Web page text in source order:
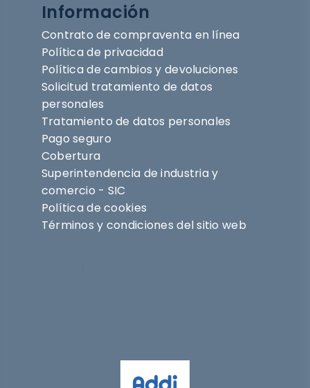
Información
Contrato de compraventa en línea
Política de privacidad
Política de cambios y devoluciones
Solicitud tratamiento de datos
personales
Tratamiento de datos personales
Pago seguro
Cobertura
Superintendencia de industria y
comercio - SIC
Política de cookies
Términos y condiciones del sitio web